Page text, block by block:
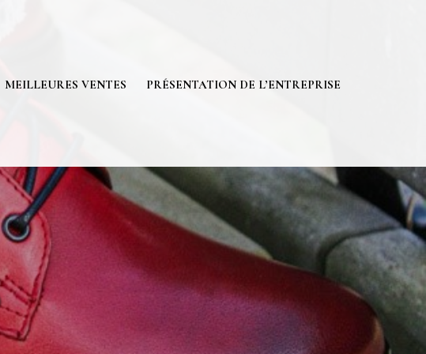
MEILLEURES VENTES PRÉSENTATION DE L’ENTREPRISE